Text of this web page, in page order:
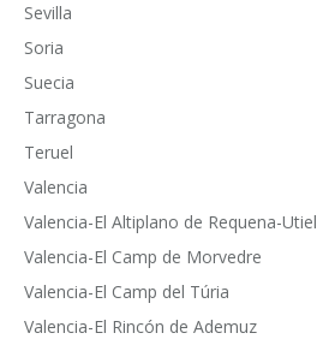
Sevilla
Soria
Suecia
Tarragona
Teruel
Valencia
Valencia-El Altiplano de Requena-Utiel
Valencia-El Camp de Morvedre
Valencia-El Camp del Túria
Valencia-El Rincón de Ademuz